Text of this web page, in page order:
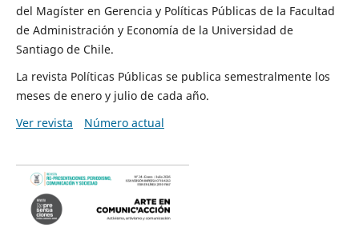
del Magíster en Gerencia y Políticas Públicas de la Facultad
de Administración y Economía de la Universidad de
Santiago de Chile.
La revista Políticas Públicas se publica semestralmente los
meses de enero y julio de cada año.
Ver revista
Número actual